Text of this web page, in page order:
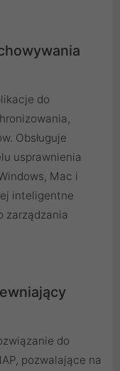
do
Obsługuje
usprawnienia
Mac i
inteligentne
zarządzania
do
pozwalające na